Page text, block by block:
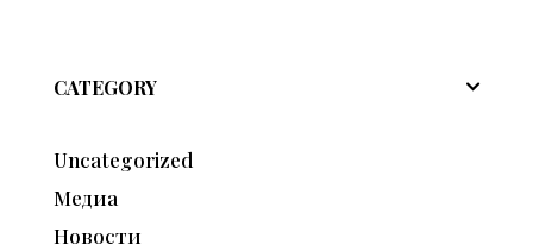
CATEGORY
Uncategorized
Медиа
Новости